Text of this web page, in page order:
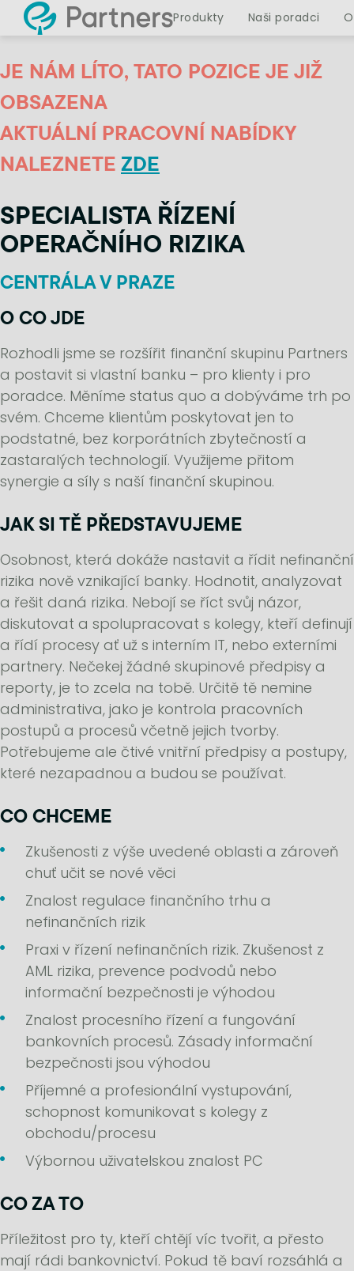
Produkty Naši poradci
JE NÁM LÍTO, TATO POZICE JE JIŽ
OBSAZENA
AKTUÁLNÍ PRACOVNÍ NABÍDKY
NALEZNETE ZDE
SPECIALISTA ŘÍZENÍ
OPERAČNÍHO RIZIKA
CENTRÁLA V PRAZE
O CO JDE
Rozhodli jsme se rozšířit finanční skupinu Partners
a postavit si vlastní banku – pro klienty i pro
poradce. Měníme status quo a dobýváme trh po
svém. Chceme klientům poskytovat jen to
podstatné, bez korporátních zbytečností a
zastaralých technologií. Využijeme přitom
synergie a síly s naší finanční skupinou.
JAK SI TĚ PŘEDSTAVUJEME
Osobnost, která dokáže nastavit a řídit nefinanční
rizika nově vznikající banky. Hodnotit, analyzovat
a řešit daná rizika. Nebojí se říct svůj názor,
diskutovat a spolupracovat s kolegy, kteří definují
a řídí procesy ať už s interním IT, nebo externími
partnery. Nečekej žádné skupinové předpisy a
reporty, je to zcela na tobě. Určitě tě nemine
administrativa, jako je kontrola pracovních
postupů a procesů včetně jejich tvorby.
Potřebujeme ale čtivé vnitřní předpisy a postupy,
které nezapadnou a budou se používat.
CO CHCEME
Zkušenosti z výše uvedené oblasti a zároveň
chuť učit se nové věci
Znalost regulace finančního trhu a
nefinančních rizik
Praxi v řízení nefinančních rizik. Zkušenost z
AML rizika, prevence podvodů nebo
informační bezpečnosti je výhodou
Znalost procesního řízení a fungování
bankovních procesů. Zásady informační
bezpečnosti jsou výhodou
Příjemné a profesionální vystupování,
schopnost komunikovat s kolegy z
obchodu/procesu
Výbornou uživatelskou znalost PC
CO ZA TO
Příležitost pro ty, kteří chtějí víc tvořit, a přesto
mají rádi bankovnictví. Pokud tě baví rozsáhlá a